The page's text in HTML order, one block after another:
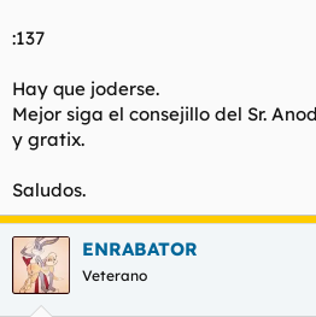
:137
Hay que joderse.
Mejor siga el consejillo del Sr.
y gratix.
Saludos.
ENRABATOR
Veterano